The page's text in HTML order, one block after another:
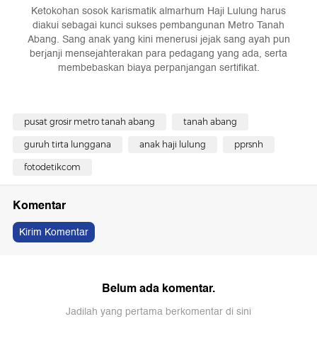
Ketokohan sosok karismatik almarhum Haji Lulung harus
diakui sebagai kunci sukses pembangunan Metro Tanah
Abang. Sang anak yang kini menerusi jejak sang ayah pun
berjanji mensejahterakan para pedagang yang ada, serta
membebaskan biaya perpanjangan sertifikat.
pusat grosir metro tanah abang tanah abang
guruh tirta lunggana anak haji lulung pprsnh
fotodetikcom
Komentar
Kirim Komentar
Belum ada komentar.
Jadilah yang pertama berkomentar di sini